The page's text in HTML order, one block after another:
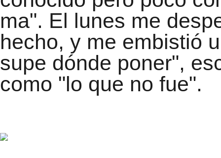
ma". El lunes me
hecho, y me embistió
supe dónde poner",
como "lo que no fue".